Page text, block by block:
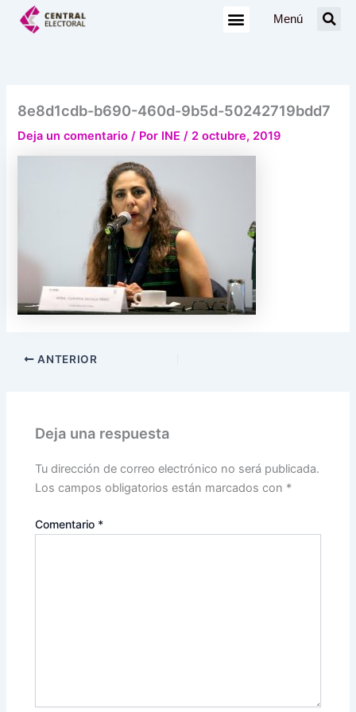
Menú
8e8d1cdb-b690-460d-9b5d-50242719bdd7
Deja un comentario / Por INE/ 2 octubre, 2019
ANTERIOR
Deja una respuesta
Tu dirección de correo electrónico no será publicada.
Los campos obligatorios están marcados con *
Comentario *